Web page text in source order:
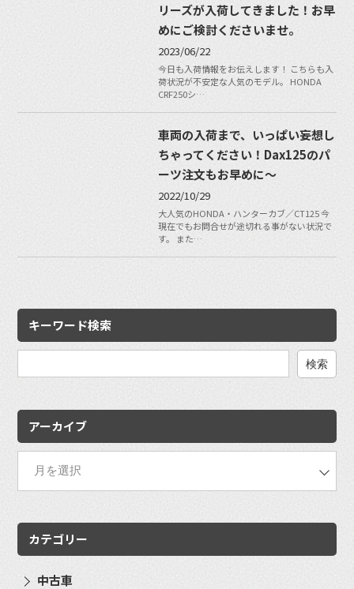
リーズが入荷してきました！お早
めにご検討くださいませ。
2023/06/22
今日も入荷情報をお伝えします！ こちらも入
荷状況が不安定な人気のモデル。 HONDA
CRF250シ…
車両の入荷まで、いっぱい妄想し
ちゃってください！Dax125のパ
ーツ注文もお早めに〜
2022/10/29
大人気のHONDA・ハンターカブ／CT125 今
現在でもお問合せが途切れる事がない状況で
す。 また…
キーワード検索
アーカイブ
カテゴリー
中古車